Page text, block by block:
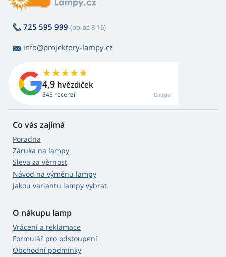
725 595 999 (po-pá 8-16)
info@projektory-lampy.cz
4,9 hvězdiček
545 recenzí Google
Co vás zajímá
Poradna
Záruka na lampy
Sleva za věrnost
Návod na výměnu lampy
Jakou variantu lampy vybrat
O nákupu lamp
Vrácení a reklamace
Formulář pro odstoupení
Obchodní podmínky